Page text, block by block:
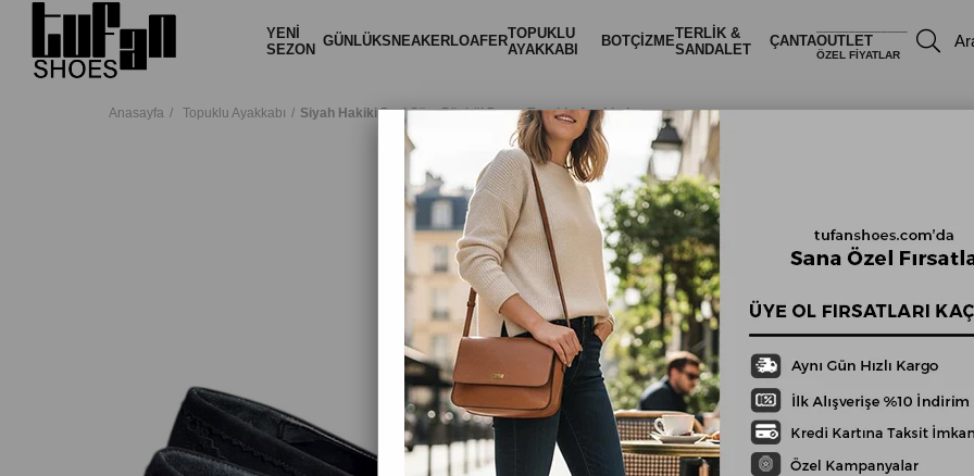
YENİ
SEZON GÜNLÜKSNEAKERLOAFERTOPUKLU
AYAKKABI
BOTÇİZMETERLİK &
SANDALET
ÇANTAOUTLET
ÖZEL FİYATLAR
Anasayfa Topuklu Ayakkabı Siyah Hakiki Deri Süet Püskül Detay Topuklu Ayakkabı
Püskül Detay
Topuklu
Ayakkabı
₺2.949,00
Stok Kodu (TFNSH-10582S-SIYAH-